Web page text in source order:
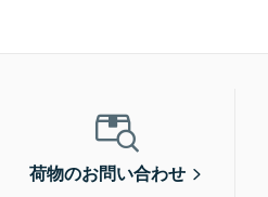
荷物のお問い合わせ